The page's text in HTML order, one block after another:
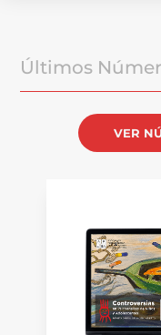
Últimos
VER